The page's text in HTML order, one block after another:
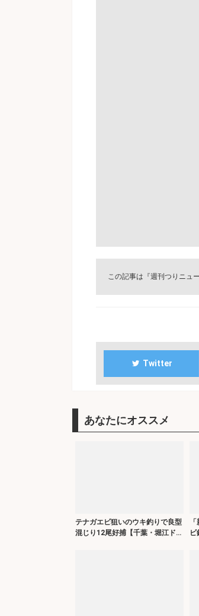
この記事は『週刊つりニュ
Twitter
あなたにオススメ
テナガエビ狙いのウキ釣りで良型
混じり12尾好捕【千葉・堀江ドッ
ビ